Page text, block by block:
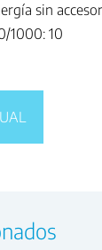
sin
1000: 10